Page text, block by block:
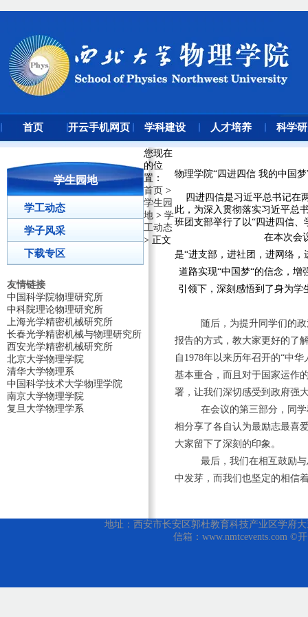
物理学院“四进四信 我的中国
四进四信是习近平总书记在
此，为深入贯彻落实习近平总
班团支部举行了以“四进四信
在本次会
是“进支部，进社团，进网络
道路实现“中国梦“的信念，
引领下，深刻感悟到了身为
随后，为提升同学们的
报告的方式，教大家更好的了
自 1978年以来历年召开的“中华
基本重合，而且对于国家运作
署，让我们深切感受到政府强
在会议的第三部分，同
相分享了各自认为最励志最喜
大家留下了深刻的印象。
最后，我们在相互鼓励
中发芽，而我们也坚定的相信
学生园地
学工动态
学子风采
下载专区
友情链接
中国科学院物理研究所
中科院理论物理研究所
上海光学精密机械研究所
长春光学精密机械与物理研究所
西安光学精密机械研究所
北京大学物理学院
清华大学物理系
中国科学技术大学物理学院
南京大学物理学院
复旦大学物理学系
您现在
的位
置 ：
首页 >
学生园
地 > 学
工动态
> 正文
首页 开云手机网页 学科建设 人才培养 科学
地址：西安市长安区郭杜教育科技产业区学府
信箱：www.nmtcevents.com ©